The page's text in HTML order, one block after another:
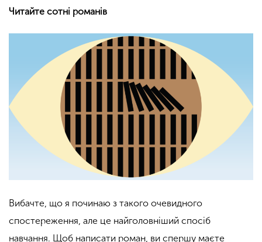
Читайте сотні романів
Вибачте, що я починаю з такого очевидного
спостереження, але це найголовніший спосіб
навчання. Щоб написати роман, ви спершу маєте